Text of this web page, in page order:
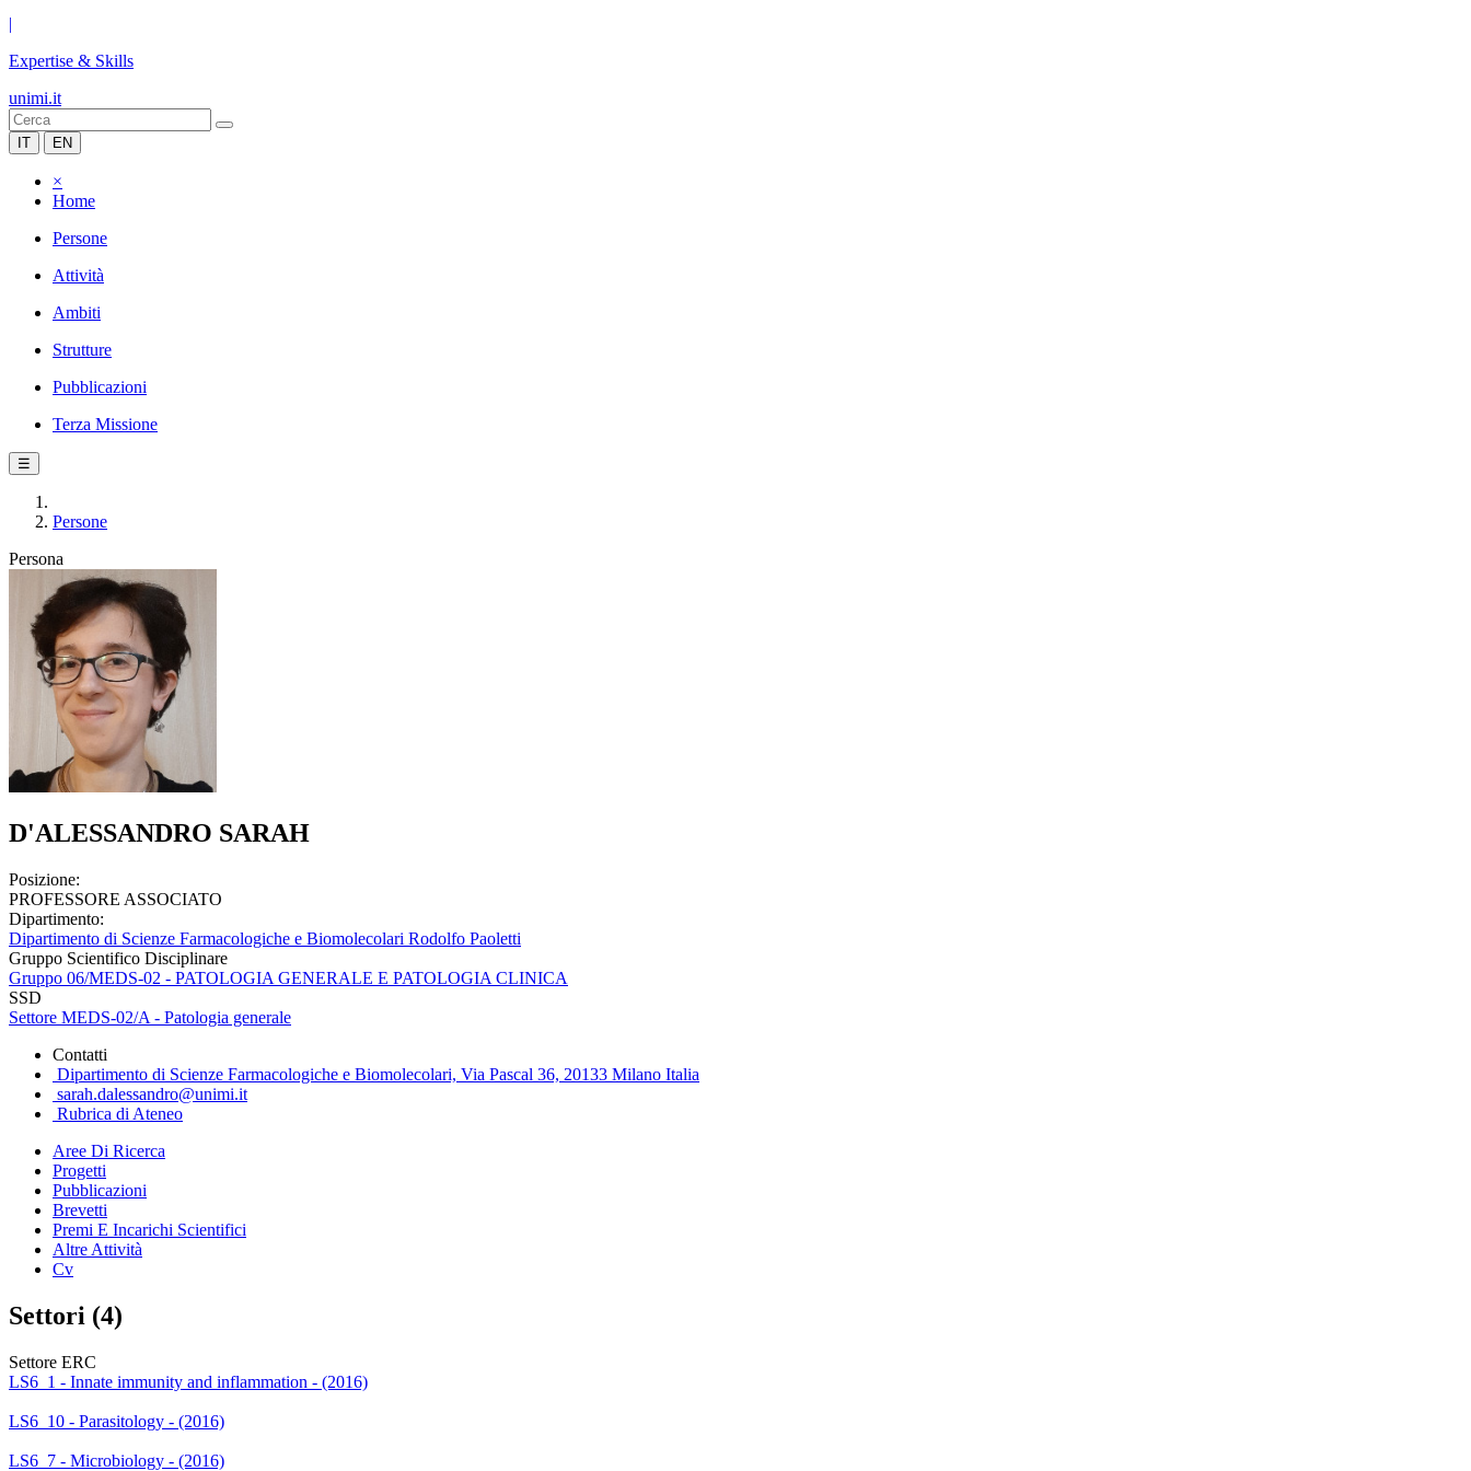
|
Expertise & Skills
unimi.it
IT EN
×
Home
Persone
Attività
Ambiti
Strutture
Pubblicazioni
Terza Missione
☰
Persone
Persona
D'ALESSANDRO SARAH
Posizione:
PROFESSORE ASSOCIATO
Dipartimento:
Dipartimento di Scienze Farmacologiche e Biomolecolari Rodolfo Paoletti
Gruppo Scientifico Disciplinare
Gruppo 06/MEDS-02 - PATOLOGIA GENERALE E PATOLOGIA CLINICA
SSD
Settore MEDS-02/A - Patologia generale
Contatti
Dipartimento di Scienze Farmacologiche e Biomolecolari, Via Pascal 36, 20133 Milano Italia
sarah.dalessandro@unimi.it
Rubrica di Ateneo
Aree Di Ricerca
Progetti
Pubblicazioni
Brevetti
Premi E Incarichi Scientifici
Altre Attività
Cv
Settori (4)
Settore ERC
LS6_1 - Innate immunity and inflammation - (2016)
LS6_10 - Parasitology - (2016)
LS6_7 - Microbiology - (2016)